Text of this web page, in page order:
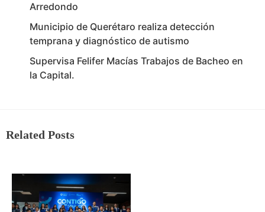
Arredondo
Municipio de Querétaro realiza detección
temprana y diagnóstico de autismo
Supervisa Felifer Macías Trabajos de Bacheo en
la Capital.
Related Posts